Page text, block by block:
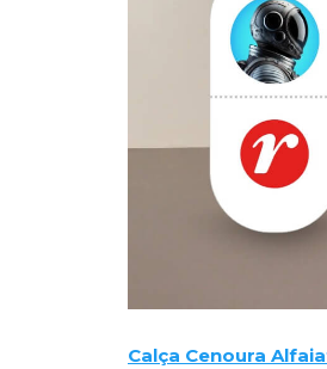
Calça Cenoura